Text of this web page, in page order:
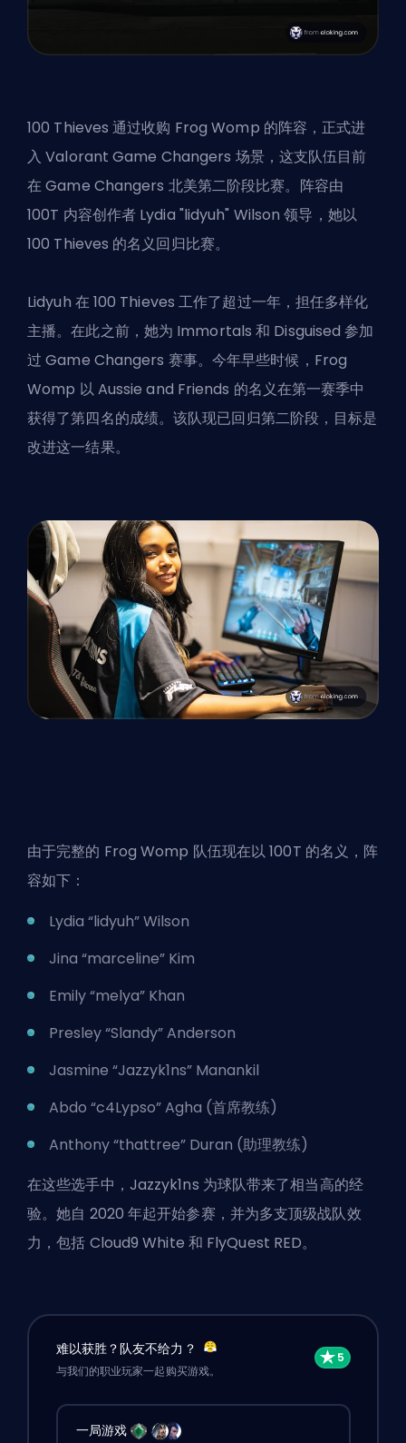
100 Thieves 通过收购 Frog Womp 的阵容，正式进
入 Valorant Game Changers 场景，这支队伍目前
在 Game Changers 北美第二阶段比赛。阵容由
100T 内容创作者 Lydia "lidyuh" Wilson 领导，她以
100 Thieves 的名义回归比赛。
Lidyuh 在 100 Thieves 工作了超过一年，担任多样化
主播。在此之前，她为 Immortals 和 Disguised 参加
过 Game Changers 赛事。今年早些时候，Frog
Womp 以 Aussie and Friends 的名义在第一赛季中
获得了第四名的成绩。该队现已回归第二阶段，目标是
改进这一结果。
由于完整的 Frog Womp 队伍现在以 100T 的名义，阵
容如下：
Lydia “lidyuh” Wilson
Jina “marceline” Kim
Emily “melya” Khan
Presley “Slandy” Anderson
Jasmine “Jazzyk1ns” Manankil
Abdo “c4Lypso” Agha (首席教练)
Anthony “thattree” Duran (助理教练)
在这些选手中，Jazzyk1ns 为球队带来了相当高的经
验。她自 2020 年起开始参赛，并为多支顶级战队效
力，包括 Cloud9 White 和 FlyQuest RED。
难以获胜？队友不给力？
与我们的职业玩家一起购买游戏。
一局游戏